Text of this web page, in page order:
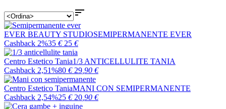

EVER BEAUTY STUDIOSEMIPERMANENTE EVER
Cashback 2%35 € 25 €
Centro Estetico Tania1/3 ANTICELLULITE TANIA
Cashback 2,51%80 € 29 ,90 €
Centro Estetico TaniaMANI CON SEMIPERMANENTE
Cashback 2,54%25 € 20 ,90 €